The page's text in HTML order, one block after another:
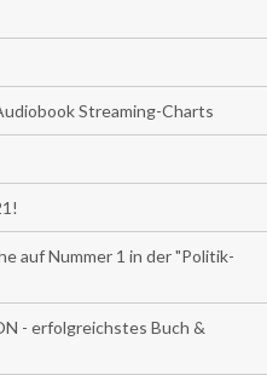
Streaming-Charts
auf Nummer 1 in der "Politik-
- erfolgreichstes Buch &